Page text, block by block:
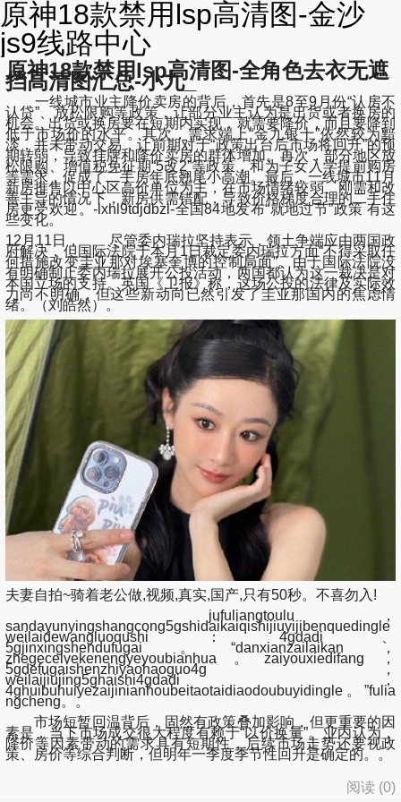
原神18款禁用lsp高清图-金沙
js9线路中心
原神18款禁用lsp高清图-全角色去衣无遮
挡高清图汇总-小九_
一线城市业主降价卖房的背后，首先是8至9月份“认房不
认贷”、放松限购等政策，让部分业主认为是出货或者换房的
机会。出货或换房要在短期内实现，就需要降价，而且要降到
低于市场价的水平。其次，需求端上“金九银十”依然较为黯
淡，并未带动交易，让前期对于“政策出台后市场将回升”的预
期转弱，导致挂牌和降价卖房的群体增加。再次，部分地区放
松限购、增值税免征期“5改2”等政策，和为子女入学提前购房
等需求，促成了二手房年底翘尾小高潮。最后，一线城市11月
新房推售以中心区高价单位为主，在市场情绪较弱、刚需和改
善主导的情况下，新房供需错配，导致价格梯度合理的二手住
房更受欢迎。-lxhl9tdjdbzl-全国84地发布“就地过节”政策 有这
些变化。
12月11日， 尽管委内瑞拉坚持表示，领土争端应由两国政
府解决，但国际法院于本月1日裁定委内瑞拉方面“不得采取任
何措施改变圭亚那对埃塞奎博的控制局面”。由于国际法院没
有明确制止委内瑞拉展开公投活动，两国都认为这一裁决是对
本国立场的支持。英国《卫报》称，这场公投的法律及实际效
力尚不明确，但这些新动向已然引发了圭亚那国内的焦虑情
绪。（刘皓然）。
夫妻自拍~骑着老公做,视频,真实,国产,只有50秒。不喜勿入!
jufuliangtoulu，
sandayunyingshangcong5gshidaikaiqishijiuyijibenquedingle
weilaidewangluoqushi：4gdadi、
5gjinxingshendufugai。“danxianzailaikan，
zhegecelvekenengyeyoubianhua。zaiyouxiedifang，
5gdefugaishenzhiyaohaoguo4g，
weilaijiujing5ghaishi4gdadi，
4ghuibuhuiyezaijinianhoubeitaotaidiaodoubuyidingle。”fulia
ngcheng。。
市场短暂回温背后，固然有政策叠加影响，但更重要的因
素是，当下市场成交很大程度有赖于“以价换量”。业内认为，
降价等因素带动的需求具有短期性，后续市场走势还要视政
策、房价等综合判断，但明年一季度季节性回升是确定的。。
阅读 (0)